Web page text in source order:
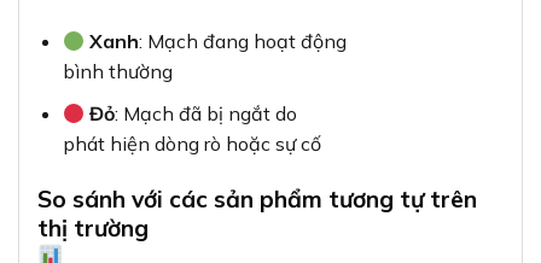
Xanh: Mạch đang hoạt động
bình thường
Đỏ: Mạch đã bị ngắt do
phát hiện dòng rò hoặc sự cố
So sánh với các sản phẩm tương tự trên
thị trường